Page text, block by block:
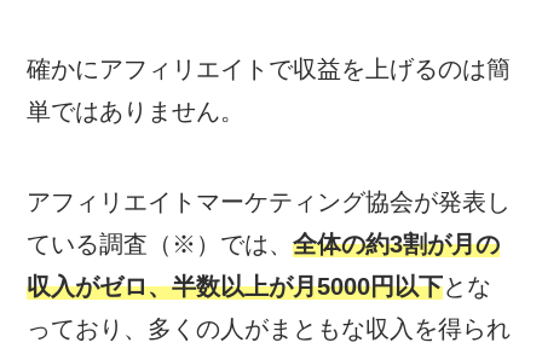
確かにアフィリエイトで収益を上げるのは簡
単ではありません。
アフィリエイトマーケティング協会が発表し
ている調査（※）では、全体の約3割が月の
収入がゼロ、半数以上が月5000円以下とな
っており、多くの人がまともな収入を得られ